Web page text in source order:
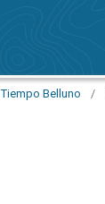
Tiempo Belluno /